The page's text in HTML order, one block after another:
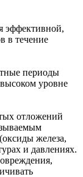
эффективной,
в течение
периоды
уровне
отложений
железа,
и давлениях.